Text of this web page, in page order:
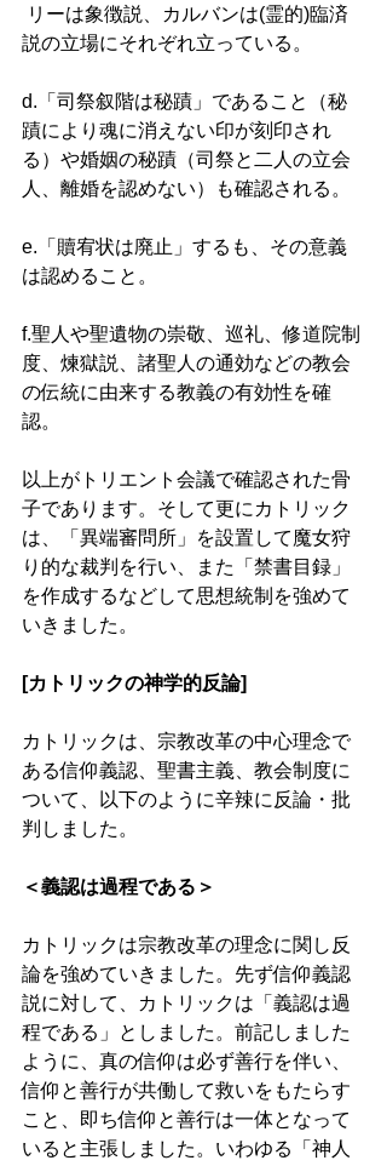
説の立場にそれぞれ立っている。
d.「司祭叙階は秘蹟」であること（秘
蹟により魂に消えない印が刻印され
る）や婚姻の秘蹟（司祭と二人の立会
人、離婚を認めない）も確認される。
e.「贖宥状は廃止」するも、その意義
は認めること。
f.聖人や聖遺物の崇敬、巡礼、修道院制
度、煉獄説、諸聖人の通効などの教会
の伝統に由来する教義の有効性を確
認。
以上がトリエント会議で確認された骨
子であります。そして更にカトリック
は、「異端審問所」を設置して魔女狩
り的な裁判を行い、また「禁書目録」
を作成するなどして思想統制を強めて
いきました。
[カトリックの神学的反論]
カトリックは、宗教改革の中心理念で
ある信仰義認、聖書主義、教会制度に
ついて、以下のように辛辣に反論・批
判しました。
＜義認は過程である＞
カトリックは宗教改革の理念に関し反
論を強めていきました。先ず信仰義認
説に対して、カトリックは「義認は過
程である」としました。前記しました
ように、真の信仰は必ず善行を伴い、
信仰と善行が共働して救いをもたらす
こと、即ち信仰と善行は一体となって
いると主張しました。いわゆる「神人